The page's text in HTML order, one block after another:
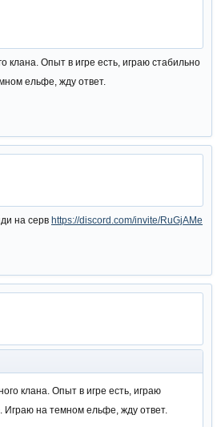
клана. Опыт в игре есть, играю стабильно
ельфе, жду ответ.
на серв https://discord.com/invite/RuGjAMe
клана. Опыт в игре есть, играю
Играю на темном ельфе, жду ответ.